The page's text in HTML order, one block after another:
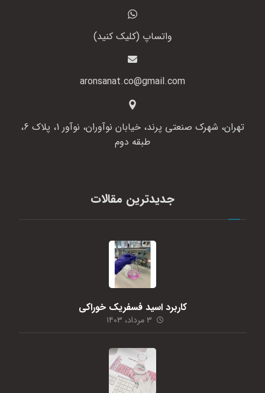
واتساپ (کلیک کنید)
aronsanat.co@gmail.com
تهران، شهرک صنعتی پرند، خیابان نوآوران، نوآور 1، پلاک 6،
طبقه دوم
جدیدترین مقالات
کاربرد اسید فسفریک خوراکی
۳ مرداد، ۱۴۰۳